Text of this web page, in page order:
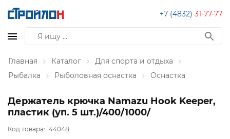
+7 (4832) 31-77-77
Главная Каталог
Для спорта и отдыха
Рыбалка
Рыболовная оснастка Оснастка
Держатель крючка Namazu Hook Keeper,
пластик (уп. 5 шт.)/400/1000/
Код товара: 144048